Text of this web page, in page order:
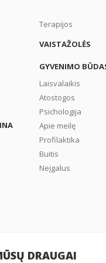
nėra
kaip
rimtas
gydyti.
Terapijos
VAISTAŽOLĖS
GYVENIMO
Laisvalaikis
Atostogos
Psichologija
Apie meilę
Profilaktika
Buitis
Neįgalus
DRAUGAI